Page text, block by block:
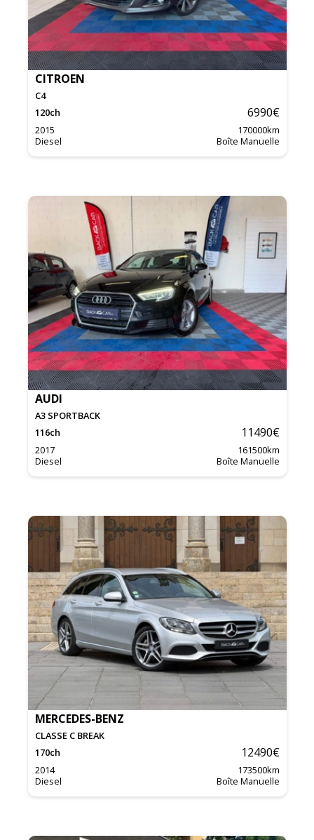
CITROEN
C4
120ch 6990€
2015 170000km
Diesel
Boîte Manuelle
AUDI
A3 SPORTBACK
116ch 11490€
2017 161500km
Diesel
Boîte Manuelle
MERCEDES-BENZ
CLASSE C BREAK
170ch 12490€
2014 173500km
Diesel
Boîte Manuelle